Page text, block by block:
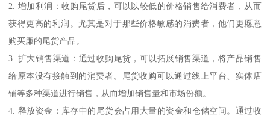
2. 增加利润：收购尾货后，可以以较低的价格销售给消费者，从而
获得更高的利润。尤其是对于那些价格敏感的消费者，他们更愿意
购买廉的尾货产品。
3. 扩大销售渠道：通过收购尾货，可以拓展销售渠道，将产品销售
给原本没有接触到的消费者。尾货收购可以通过线上平台、实体店
铺等多种渠道进行销售，从而增加销售量和市场份额。
4. 释放资金：库存中的尾货会占用大量的资金和仓储空间。通过收